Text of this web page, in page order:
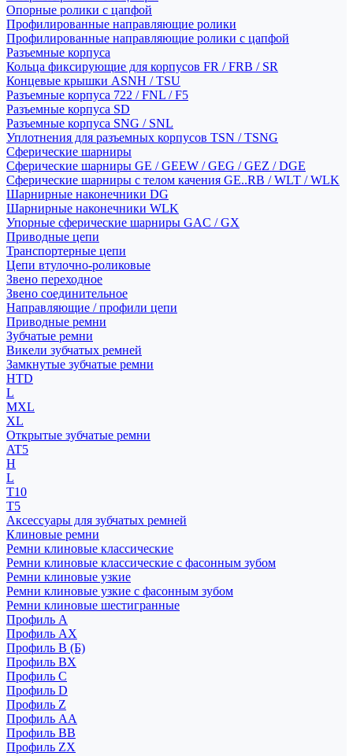
Опорные ролики с цапфой
Профилированные направляющие ролики
Профилированные направляющие ролики с цапфой
Разъемные корпуса
Кольца фиксирующие для корпусов FR / FRB / SR
Концевые крышки ASNH / TSU
Разъемные корпуса 722 / FNL / F5
Разъемные корпуса SD
Разъемные корпуса SNG / SNL
Уплотнения для разъемных корпусов TSN / TSNG
Сферические шарниры
Сферические шарниры GE / GEEW / GEG / GEZ / DGE
Сферические шарниры с телом качения GE..RB / WLT / WLK
Шарнирные наконечники DG
Шарнирные наконечники WLK
Упорные сферические шарниры GAC / GX
Приводные цепи
Транспортерные цепи
Цепи втулочно-роликовые
Звено переходное
Звено соединительное
Направляющие / профили цепи
Приводные ремни
Зубчатые ремни
Викели зубчатых ремней
Замкнутые зубчатые ремни
HTD
L
MXL
XL
Открытые зубчатые ремни
AT5
H
L
T10
T5
Аксессуары для зубчатых ремней
Клиновые ремни
Ремни клиновые классические
Ремни клиновые классические с фасонным зубом
Ремни клиновые узкие
Ремни клиновые узкие с фасонным зубом
Ремни клиновые шестигранные
Профиль A
Профиль AX
Профиль B (Б)
Профиль BX
Профиль C
Профиль D
Профиль Z
Профиль АА
Профиль BB
Профиль ZX